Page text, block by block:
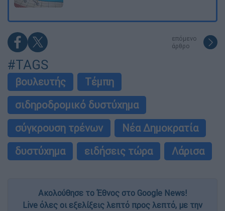
επόμενο
άρθρο
#TAGS
βουλευτής
Τέμπη
σιδηροδρομικό δυστύχημα
σύγκρουση τρένων
Νέα Δημοκρατία
δυστύχημα
ειδήσεις τώρα Λάρισα
Ακολούθησε το Έθνος στο Google News!
Live όλες οι εξελίξεις λεπτό προς λεπτό, με την